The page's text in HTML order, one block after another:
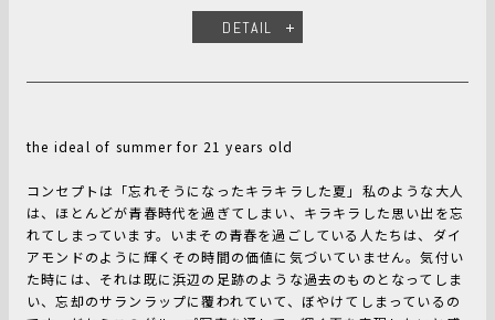
DETAIL
the ideal of summer for 21 years old
コンセプトは「忘れそうになったキラキラした夏」私のような大人
は、ほとんどが青春時代を過ぎてしまい、キラキラした思い出を忘
れてしまっています。いまその青春を過ごしている人たちは、ダイ
アモンドのように輝くその時間の価値に気づいていません。気付い
た時には、それは既に浜辺の足跡のような過去のものとなってしま
い、忘却のサランラップに覆われていて、ぼやけてしまっているの